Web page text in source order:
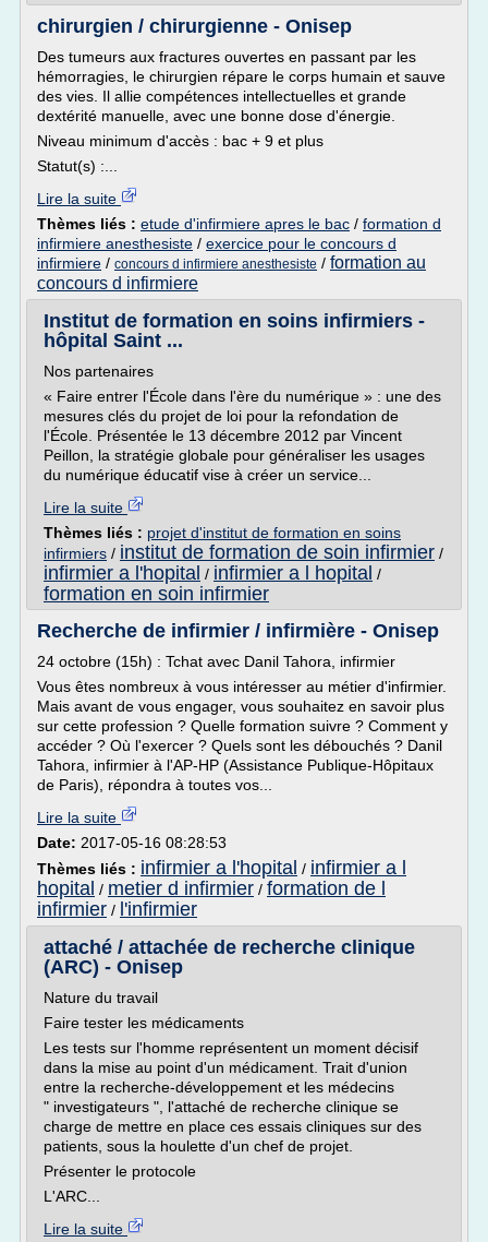
chirurgien / chirurgienne - Onisep
Des tumeurs aux fractures ouvertes en passant par les
hémorragies, le chirurgien répare le corps humain et sauve
des vies. Il allie compétences intellectuelles et grande
dextérité manuelle, avec une bonne dose d'énergie.
Niveau minimum d'accès : bac + 9 et plus
Statut(s) :...
Lire la suite
Thèmes liés : etude d'infirmiere apres le bac / formation d
infirmiere anesthesiste / exercice pour le concours d
infirmiere / concours d infirmiere anesthesiste / formation au
concours d infirmiere
Institut de formation en soins infirmiers -
hôpital Saint ...
Nos partenaires
« Faire entrer l'École dans l'ère du numérique » : une des
mesures clés du projet de loi pour la refondation de
l'École. Présentée le 13 décembre 2012 par Vincent
Peillon, la stratégie globale pour généraliser les usages
du numérique éducatif vise à créer un service...
Lire la suite
Thèmes liés : projet d'institut de formation en soins
infirmiers / institut de formation de soin infirmier /
infirmier a l'hopital / infirmier a l hopital /
formation en soin infirmier
Recherche de infirmier / infirmière - Onisep
24 octobre (15h) : Tchat avec Danil Tahora, infirmier
Vous êtes nombreux à vous intéresser au métier d'infirmier.
Mais avant de vous engager, vous souhaitez en savoir plus
sur cette profession ? Quelle formation suivre ? Comment y
accéder ? Où l'exercer ? Quels sont les débouchés ? Danil
Tahora, infirmier à l'AP-HP (Assistance Publique-Hôpitaux
de Paris), répondra à toutes vos...
Lire la suite
Date: 2017-05-16 08:28:53
Thèmes liés : infirmier a l'hopital / infirmier a l
hopital / metier d infirmier / formation de l
infirmier / l'infirmier
attaché / attachée de recherche clinique
(ARC) - Onisep
Nature du travail
Faire tester les médicaments
Les tests sur l'homme représentent un moment décisif
dans la mise au point d'un médicament. Trait d'union
entre la recherche-développement et les médecins
" investigateurs ", l'attaché de recherche clinique se
charge de mettre en place ces essais cliniques sur des
patients, sous la houlette d'un chef de projet.
Présenter le protocole
L'ARC...
Lire la suite